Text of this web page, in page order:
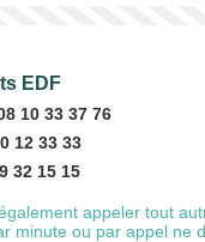
20 €
EDF
10 33 37 76
12 33 33
32 15 15
appeler tout
minute ou par appel ne